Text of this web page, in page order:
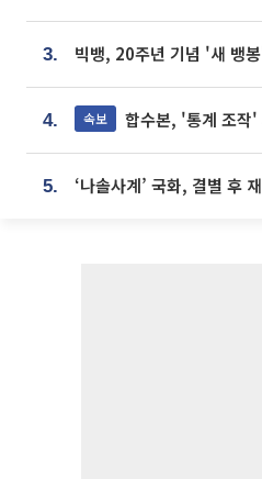
3.
4. 속보 합수본, '통계 조작' 서울·경
5.